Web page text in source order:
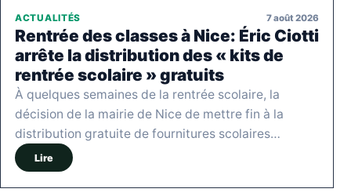
ACTUALITÉS 7 août 2026
Rentrée des classes à Nice: Éric Ciotti
arrête la distribution des « kits de
rentrée scolaire » gratuits
À quelques semaines de la rentrée scolaire, la
décision de la mairie de Nice de mettre fin à la
distribution gratuite de fournitures scolaires…
Lire